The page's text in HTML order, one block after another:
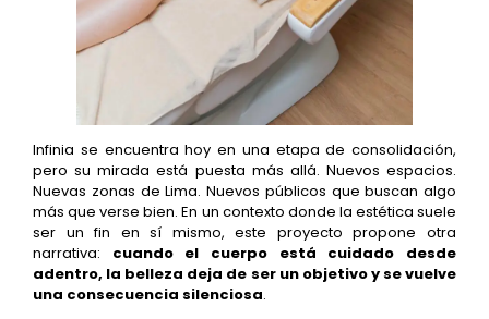
Infinia se encuentra hoy en una etapa de consolidación,
pero su mirada está puesta más allá. Nuevos espacios.
Nuevas zonas de Lima. Nuevos públicos que buscan algo
más que verse bien. En un contexto donde la estética suele
ser un fin en sí mismo, este proyecto propone otra
narrativa: cuando el cuerpo está cuidado desde
adentro, la belleza deja de ser un objetivo y se vuelve
una consecuencia silenciosa.